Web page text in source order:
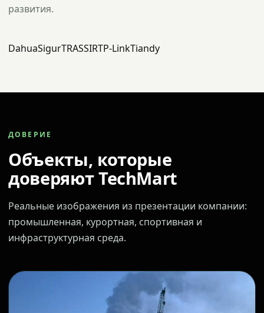
развития.
DahuaSigurTRASSIRTP-LinkTiandy
ДОВЕРИЕ
Объекты, которые
доверяют TechMart
Реальные изображения из презентации компании:
промышленная, курортная, спортивная и
инфраструктурная среда.